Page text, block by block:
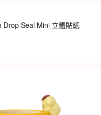
Drop Seal Mini 立體貼紙